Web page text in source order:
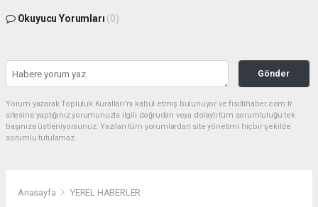
Okuyucu Yorumları (0)
Gönder
Yorum yazarak Topluluk Kuralları’nı kabul etmiş bulunuyor ve fisiltihaber.com.tr
sitesine yaptığınız yorumunuzla ilgili doğrudan veya dolaylı tüm sorumluluğu tek
başınıza üstleniyorsunuz. Yazılan tüm yorumlardan site yönetimi hiçbir şekilde
sorumlu tutulamaz.
Anasayfa YEREL HABERLER